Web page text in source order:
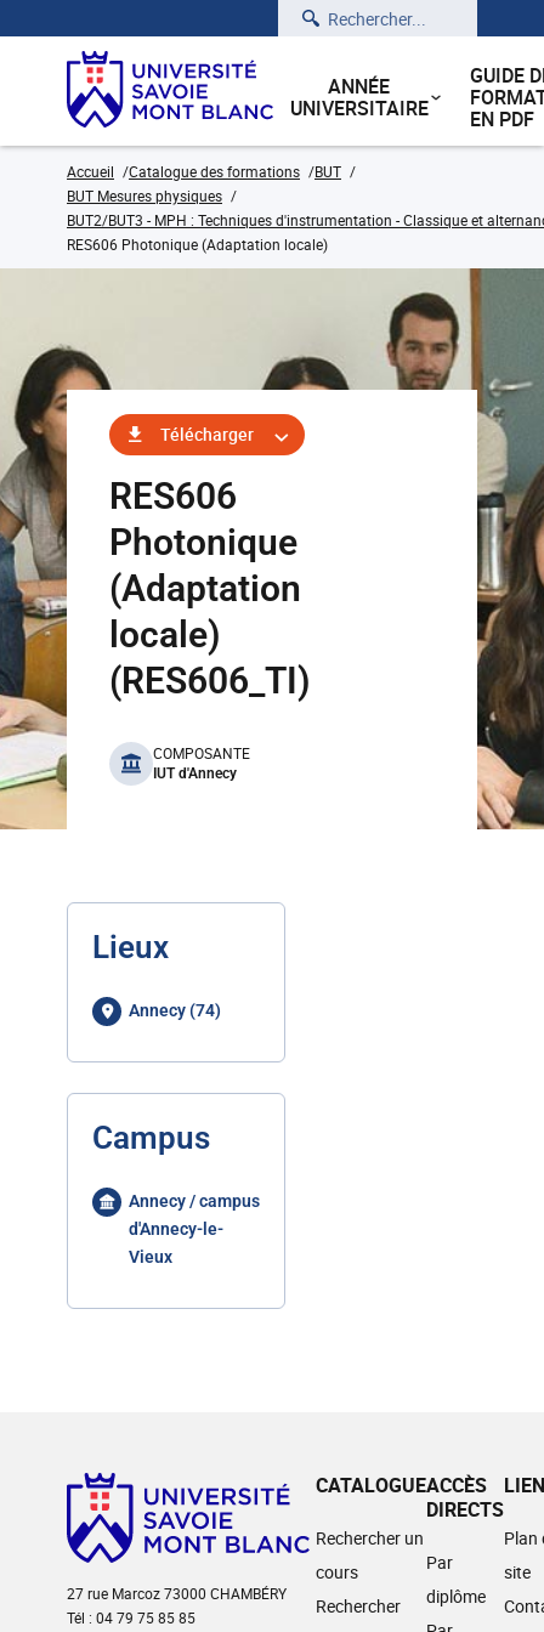
Rechercher
ANNÉE
UNIVERSITAIRE
GUIDE
EN PDF
Accueil Catalogue des formations
BUT
BUT Mesures physiques
BUT2/BUT3 - MPH : Techniques d'instrumentation - Classique et
RES606 Photonique (Adaptation locale)
Télécharger
RES606
Photonique
(Adaptation
locale)
(RES606_TI)
benefits
COMPOSANTE
IUT d'Annecy
Lieux
Annecy (74)
Campus
Annecy / campus
d'Annecy-le-
Vieux
27 rue Marcoz 73000 CHAMBÉRY
Tél : 04 79 75 85 85
CATALOGUE
Rechercher un
cours
Rechercher
ACCÈS
DIRECTS
Par
diplôme
Plan
site